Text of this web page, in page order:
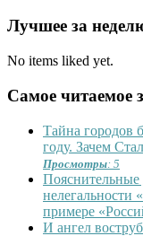
Лучшее за
No items liked yet.
Самое читаемое
Тайна городов
году. Зачем
Просмотры: 5
нелегальности
примере
И ангел